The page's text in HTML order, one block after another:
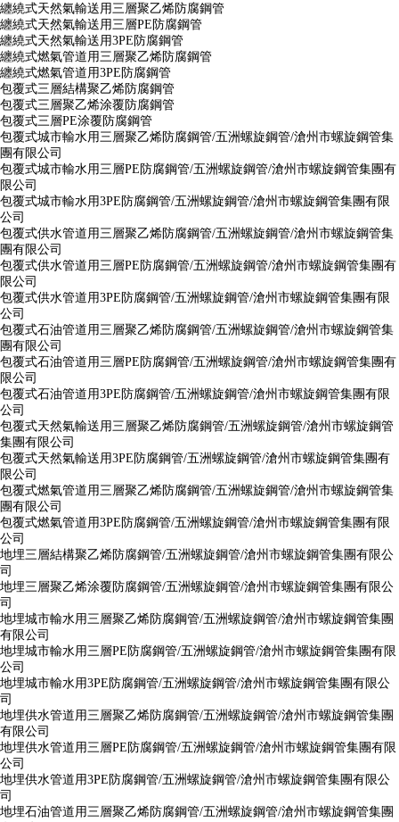
纏繞式天然氣輸送用三層聚乙烯防腐鋼管
纏繞式天然氣輸送用三層PE防腐鋼管
纏繞式天然氣輸送用3PE防腐鋼管
纏繞式燃氣管道用三層聚乙烯防腐鋼管
纏繞式燃氣管道用3PE防腐鋼管
包覆式三層結構聚乙烯防腐鋼管
包覆式三層聚乙烯涂覆防腐鋼管
包覆式三層PE涂覆防腐鋼管
包覆式城市輸水用三層聚乙烯防腐鋼管/五洲螺旋鋼管/滄州市螺旋鋼管集
團有限公司
包覆式城市輸水用三層PE防腐鋼管/五洲螺旋鋼管/滄州市螺旋鋼管集團有
限公司
包覆式城市輸水用3PE防腐鋼管/五洲螺旋鋼管/滄州市螺旋鋼管集團有限
公司
包覆式供水管道用三層聚乙烯防腐鋼管/五洲螺旋鋼管/滄州市螺旋鋼管集
團有限公司
包覆式供水管道用三層PE防腐鋼管/五洲螺旋鋼管/滄州市螺旋鋼管集團有
限公司
包覆式供水管道用3PE防腐鋼管/五洲螺旋鋼管/滄州市螺旋鋼管集團有限
公司
包覆式石油管道用三層聚乙烯防腐鋼管/五洲螺旋鋼管/滄州市螺旋鋼管集
團有限公司
包覆式石油管道用三層PE防腐鋼管/五洲螺旋鋼管/滄州市螺旋鋼管集團有
限公司
包覆式石油管道用3PE防腐鋼管/五洲螺旋鋼管/滄州市螺旋鋼管集團有限
公司
包覆式天然氣輸送用三層聚乙烯防腐鋼管/五洲螺旋鋼管/滄州市螺旋鋼管
集團有限公司
包覆式天然氣輸送用3PE防腐鋼管/五洲螺旋鋼管/滄州市螺旋鋼管集團有
限公司
包覆式燃氣管道用三層聚乙烯防腐鋼管/五洲螺旋鋼管/滄州市螺旋鋼管集
團有限公司
包覆式燃氣管道用3PE防腐鋼管/五洲螺旋鋼管/滄州市螺旋鋼管集團有限
公司
地埋三層結構聚乙烯防腐鋼管/五洲螺旋鋼管/滄州市螺旋鋼管集團有限公
司
地埋三層聚乙烯涂覆防腐鋼管/五洲螺旋鋼管/滄州市螺旋鋼管集團有限公
司
地埋城市輸水用三層聚乙烯防腐鋼管/五洲螺旋鋼管/滄州市螺旋鋼管集團
有限公司
地埋城市輸水用三層PE防腐鋼管/五洲螺旋鋼管/滄州市螺旋鋼管集團有限
公司
地埋城市輸水用3PE防腐鋼管/五洲螺旋鋼管/滄州市螺旋鋼管集團有限公
司
地埋供水管道用三層聚乙烯防腐鋼管/五洲螺旋鋼管/滄州市螺旋鋼管集團
有限公司
地埋供水管道用三層PE防腐鋼管/五洲螺旋鋼管/滄州市螺旋鋼管集團有限
公司
地埋供水管道用3PE防腐鋼管/五洲螺旋鋼管/滄州市螺旋鋼管集團有限公
司
地埋石油管道用三層聚乙烯防腐鋼管/五洲螺旋鋼管/滄州市螺旋鋼管集團